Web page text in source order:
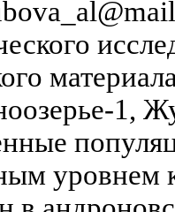
1,
уровнем